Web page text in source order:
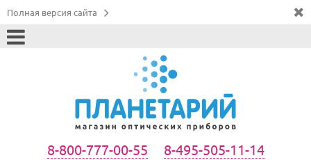
Полная версия сайта
8-800-777-00-55 8-495-505-11-14